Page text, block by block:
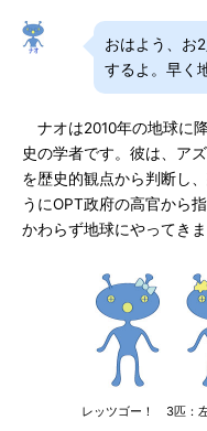
おはよう、お
するよ。早く
ナオは2010年の地球に
史の学者です。彼は、ア
を歴史的観点から判断し
うにOPT政府の高官から
かわらず地球にやってき
レッツゴー！ 3匹：